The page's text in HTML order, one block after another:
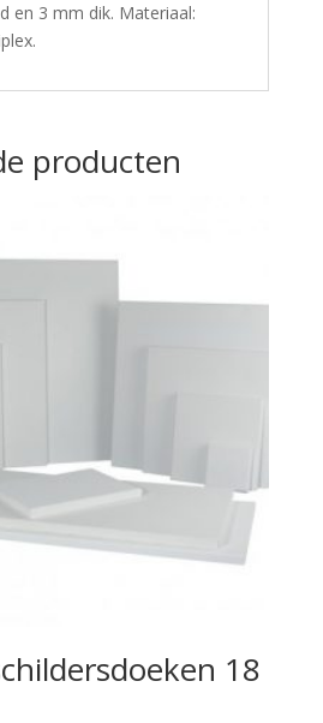
en 3 mm dik. Materiaal:
producten
18